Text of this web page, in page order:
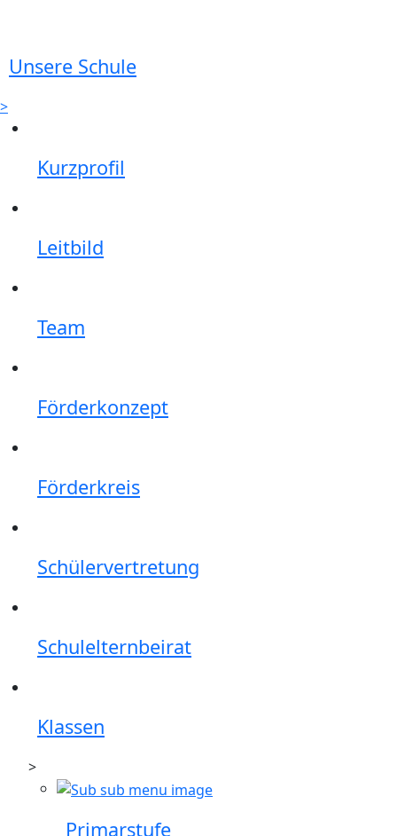
Unsere Schule
>
Kurzprofil
Leitbild
Team
Förderkonzept
Förderkreis
Schülervertretung
Schulelternbeirat
Klassen
>
Primarstufe